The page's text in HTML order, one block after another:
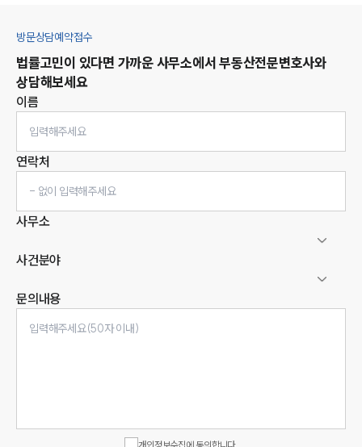
방문상담예약접수
법률고민이 있다면 가까운 사무소에서 부동산전문변호사와
상담해보세요
이름
연락처
사무소
사건분야
문의내용